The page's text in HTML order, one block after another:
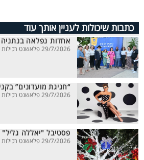
כתבות שיכולות לעניין אותך עוד
אחדות נפלאה בנתניה
29/7/2026 פלאשנט רכילות
“חגיגת מועדונים”
29/7/2026 פלאשנט רכילות
פסטיבל "יאללה גליל"
29/7/2026 פלאשנט רכילות